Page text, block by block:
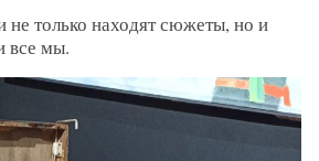
не только находят сюжеты, но и
все мы.